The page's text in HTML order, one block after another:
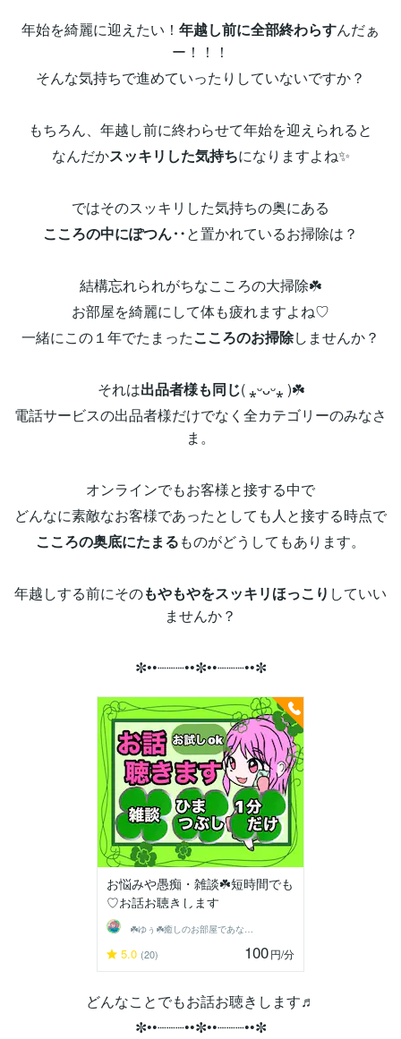
年始を綺麗に迎えたい！ 年越し前に全部終わらすんだぁ
ー！！！
そんな気持ちで進めていったりしていないですか？
もちろん、年越し前に終わらせて年始を迎えられると
なんだかスッキリした気持ちになりますよね✨
ではそのスッキリした気持ちの奥にある
こころの中にぽつん‥と置かれているお掃除は？
結構忘れられがちなこころの大掃除☘️
お部屋を綺麗にして体も疲れますよね♡
一緒にこの１年でたまったこころのお掃除しませんか？
それは出品者様も同じ( ⁎ᵕᴗᵕ⁎ )☘️
電話サービスの出品者様だけでなく全カテゴリーのみなさ
ま。
オンラインでもお客様と接する中で
どんなに素敵なお客様であったとしても人と接する時点で
こころの奥底にたまるものがどうしてもあります。
年越しする前にそのもやもやをスッキリほっこり していい
ませんか？
✼••┈┈┈••✼••┈┈┈••✼
お悩みや愚痴・雑談☘️短時間でも
♡お話お聴きします
‪☘️ゆぅ☘️癒しのお部屋であなたと♡
5.0 (20) 100円/分
どんなことでもお話お聴きします♬
✼••┈┈┈••✼••┈┈┈••✼